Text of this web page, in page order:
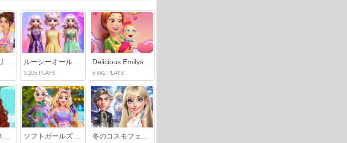
ASMR 美容トリートメント ルーシーオールシーズンファッションインスタ
3,205 PLAYS
Delicious Emilys New Beginning Valentines Edition
6,462 PLAYS
ソフトガールズ冬の美学